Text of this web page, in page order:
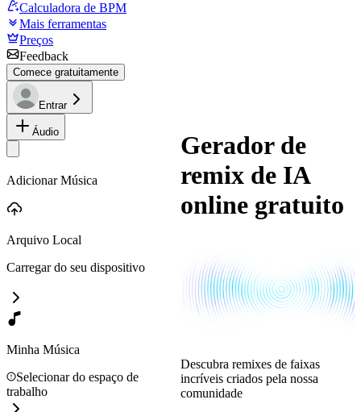
Calculadora de BPM
Mais ferramentas
Preços
Feedback
Comece gratuitamente
Entrar
Áudio
Adicionar Música
Arquivo Local
Carregar do seu dispositivo
Minha Música
Selecionar do espaço de
trabalho
Gerador de
remix de IA
online gratuito
Descubra remixes de faixas
incríveis criados pela nossa
comunidade